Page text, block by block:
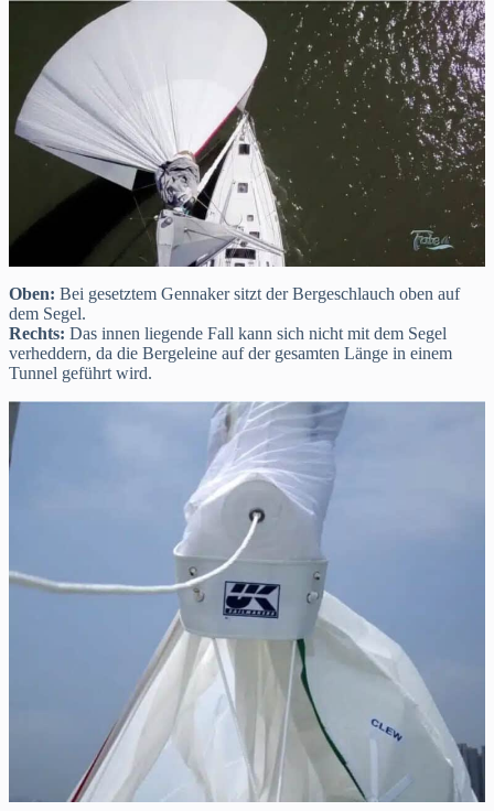
Oben: Bei gesetztem Gennaker sitzt der Bergeschlauch oben auf
dem Segel.
Rechts: Das innen liegende Fall kann sich nicht mit dem Segel
verheddern, da die Bergeleine auf der gesamten Länge in einem
Tunnel geführt wird.